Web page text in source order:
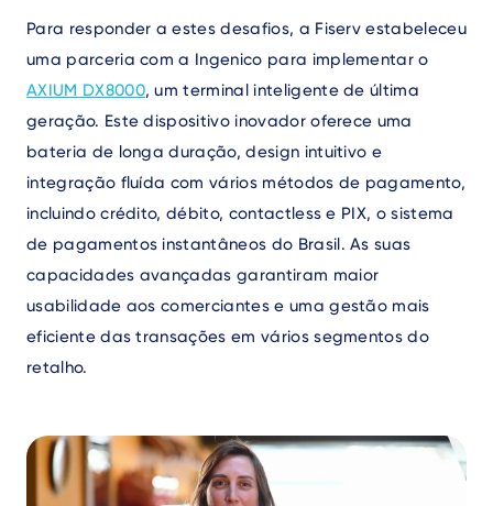
Para responder a estes desafios, a Fiserv estabeleceu
uma parceria com a Ingenico para implementar o
AXIUM DX8000, um terminal inteligente de última
geração. Este dispositivo inovador oferece uma
bateria de longa duração, design intuitivo e
integração fluída com vários métodos de pagamento,
incluindo crédito, débito, contactless e PIX, o sistema
de pagamentos instantâneos do Brasil. As suas
capacidades avançadas garantiram maior
usabilidade aos comerciantes e uma gestão mais
eficiente das transações em vários segmentos do
retalho.